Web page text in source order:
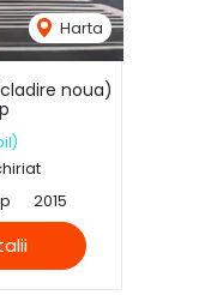
Harta
noua)
2015